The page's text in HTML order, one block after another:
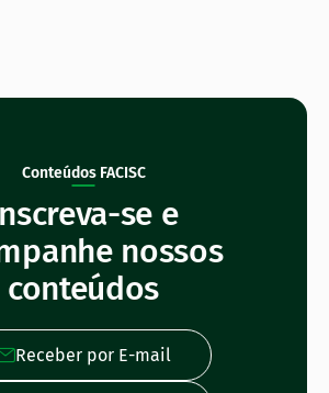
se e
nossos
conteúdos
Conteúdos FACISC
Receber por E-mail